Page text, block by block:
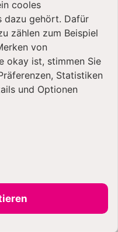
Lindenberg Original
2012 "Sonderzug
- Hey Honey, keine
Panik" ca. 72 x 60 cm /
Unikat
5.190,01 €*
Artikel vergriffen
cooles
dazu gehört. Dafür
zählen zum Beispiel
von
okay ist, stimmen Sie
Statistiken
und Optionen